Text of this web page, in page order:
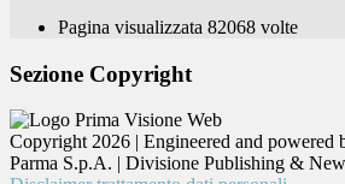
Pagina visualizzata 82068 volte
Sezione Copyright
Copyright 2026 | Engineered and powered
Parma S.p.A. | Divisione Publishing &